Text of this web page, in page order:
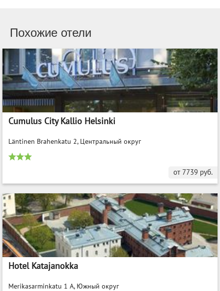
Похожие отели
Cumulus City Kallio Helsinki
Läntinen Brahenkatu 2, Центральный округ
от 7739 руб.
Hotel Katajanokka
Merikasarminkatu 1 A, Южный округ